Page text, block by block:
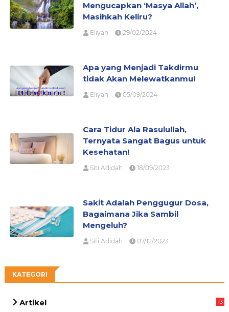
Mengucapkan ‘Masya Allah’,
Masihkah Keliru?
Eliyah 29/02/2024
Apa yang Menjadi Takdirmu
tidak Akan Melewatkanmu!
Eliyah 05/09/2024
Cara Tidur Ala Rasulullah,
Ternyata Sangat Bagus untuk
Kesehatan!
Siti Adidah 18/09/2023
Sakit Adalah Penggugur Dosa,
Bagaimana Jika Sambil
Mengeluh?
Siti Adidah 07/12/2023
KATEGORI
Artikel
13